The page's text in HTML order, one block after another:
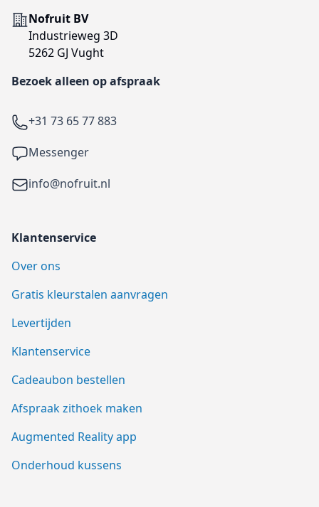
AdresNofruit BV
Industrieweg 3D
5262 GJ Vught
Bezoek alleen op afspraak
Telefoon
+31 73 65 77 883
Facebook
Messenger
Emailinfo@nofruit.nl
Klantenservice
Over ons
Gratis kleurstalen aanvragen
Levertijden
Klantenservice
Cadeaubon bestellen
Afspraak zithoek maken
Augmented Reality app
Onderhoud kussens